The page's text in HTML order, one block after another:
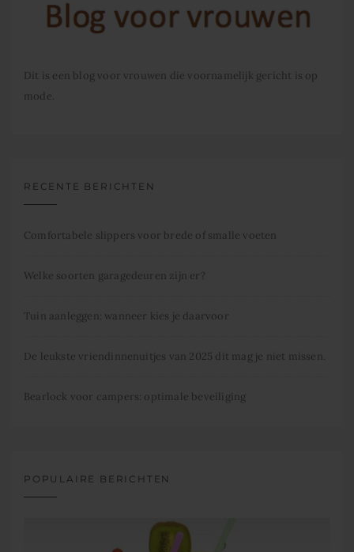
Dit is een blog voor vrouwen die voornamelijk gericht is op
mode.
RECENTE BERICHTEN
Comfortabele slippers voor brede of smalle voeten
Welke soorten garagedeuren zijn er?
Tuin aanleggen: wanneer kies je daarvoor
De leukste vriendinnenuitjes van 2025 dit mag je niet missen.
Bearlock voor campers: optimale beveiliging
POPULAIRE BERICHTEN